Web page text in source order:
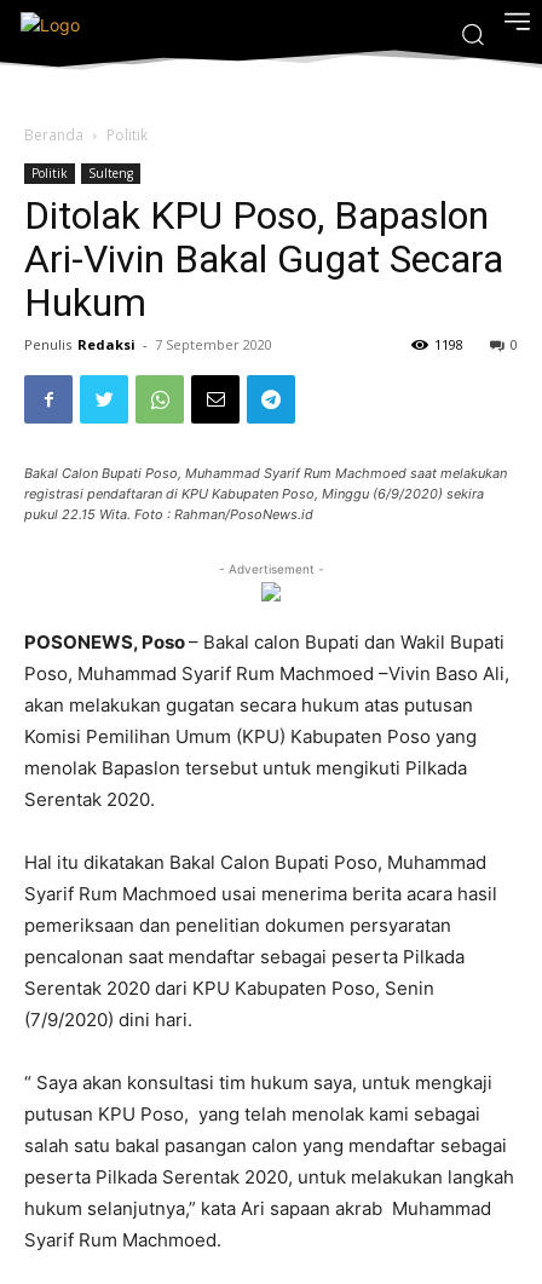
Beranda Politik
Politik Sulteng
Ditolak KPU Poso, Bapaslon
Ari-Vivin Bakal Gugat Secara
Hukum
Penulis Redaksi - 7 September 2020 0
1198
Bakal Calon Bupati Poso, Muhammad Syarif Rum Machmoed saat melakukan
registrasi pendaftaran di KPU Kabupaten Poso, Minggu (6/9/2020) sekira
pukul 22.15 Wita. Foto : Rahman/PosoNews.id
- Advertisement -
POSONEWS, Poso– Bakal calon Bupati dan Wakil Bupati
Poso, Muhammad Syarif Rum Machmoed –Vivin Baso Ali,
akan melakukan gugatan secara hukum atas putusan
Komisi Pemilihan Umum (KPU) Kabupaten Poso yang
menolak Bapaslon tersebut untuk mengikuti Pilkada
Serentak 2020.
Hal itu dikatakan Bakal Calon Bupati Poso, Muhammad
Syarif Rum Machmoed usai menerima berita acara hasil
pemeriksaan dan penelitian dokumen persyaratan
pencalonan saat mendaftar sebagai peserta Pilkada
Serentak 2020 dari KPU Kabupaten Poso, Senin
(7/9/2020) dini hari.
“ Saya akan konsultasi tim hukum saya, untuk mengkaji
putusan KPU Poso, yang telah menolak kami sebagai
salah satu bakal pasangan calon yang mendaftar sebagai
peserta Pilkada Serentak 2020, untuk melakukan langkah
hukum selanjutnya,” kata Ari sapaan akrab Muhammad
Syarif Rum Machmoed.